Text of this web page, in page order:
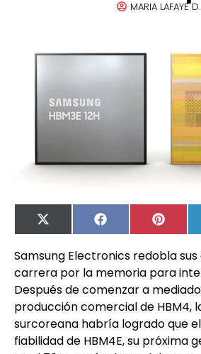
MARIA LAFAYE D.
X
(Twitter)
Facebook
Samsung Electronics redobla
carrera por la memoria para
Después de comenzar a
producción comercial de HBM4,
surcoreana habría logrado que
fiabilidad de HBM4E, su próxima